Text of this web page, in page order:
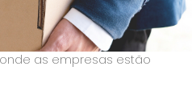
as empresas estão